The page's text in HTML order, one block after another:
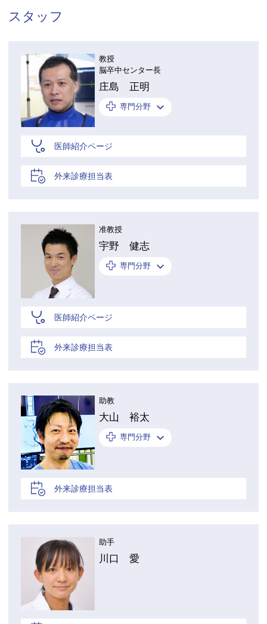
スタッフ
教授
脳卒中センター長
庄島 正明
専門分野
医師紹介ページ
外来診療担当表
准教授
宇野 健志
専門分野
医師紹介ページ
外来診療担当表
助教
大山 裕太
専門分野
外来診療担当表
助手
川口 愛